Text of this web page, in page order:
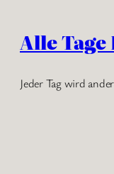
Inhalt
springen
Alle Tage
Jeder Tag wird